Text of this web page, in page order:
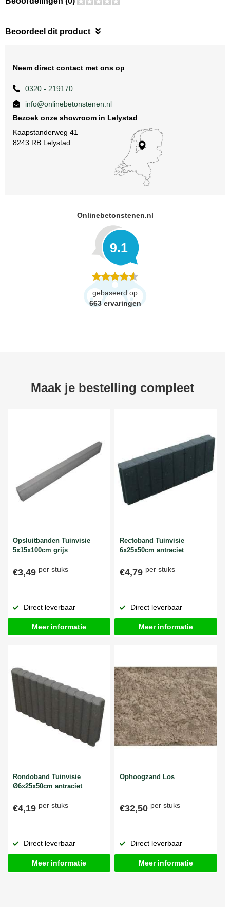
Beoordeel dit product
Neem direct contact met ons op
0320 - 219170
info@onlinebetonstenen.nl
Bezoek onze showroom in Lelystad
Kaapstanderweg 41
8243 RB Lelystad
Onlinebetonstenen.nl
9.1
gebaseerd op
663 ervaringen
Maak je bestelling compleet
Opsluitbanden Tuinvisie
5x15x100cm grijs
€3,49 per stuks
Direct leverbaar
Meer informatie
Rectoband Tuinvisie
6x25x50cm antraciet
€4,79 per stuks
Direct leverbaar
Meer informatie
Rondoband Tuinvisie
Ø6x25x50cm antraciet
€4,19 per stuks
Direct leverbaar
Meer informatie
Ophoogzand Los
€32,50 per stuks
Direct leverbaar
Meer informatie